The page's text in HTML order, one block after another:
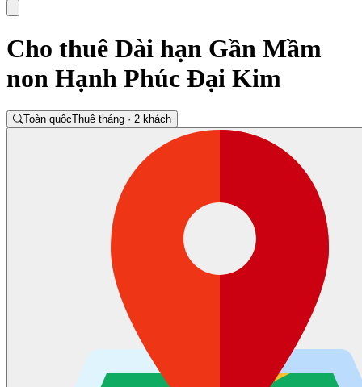
Cho thuê Dài hạn Gần Mầm
non Hạnh Phúc Đại Kim
Toàn quốcThuê tháng · 2 khách